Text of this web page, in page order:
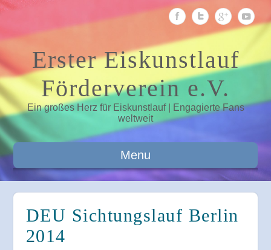
Erster Eiskunstlauf
Förderverein e.V.
Ein großes Herz für Eiskunstlauf | Engagierte Fans
weltweit
Menu
DEU Sichtungslauf Berlin
2014